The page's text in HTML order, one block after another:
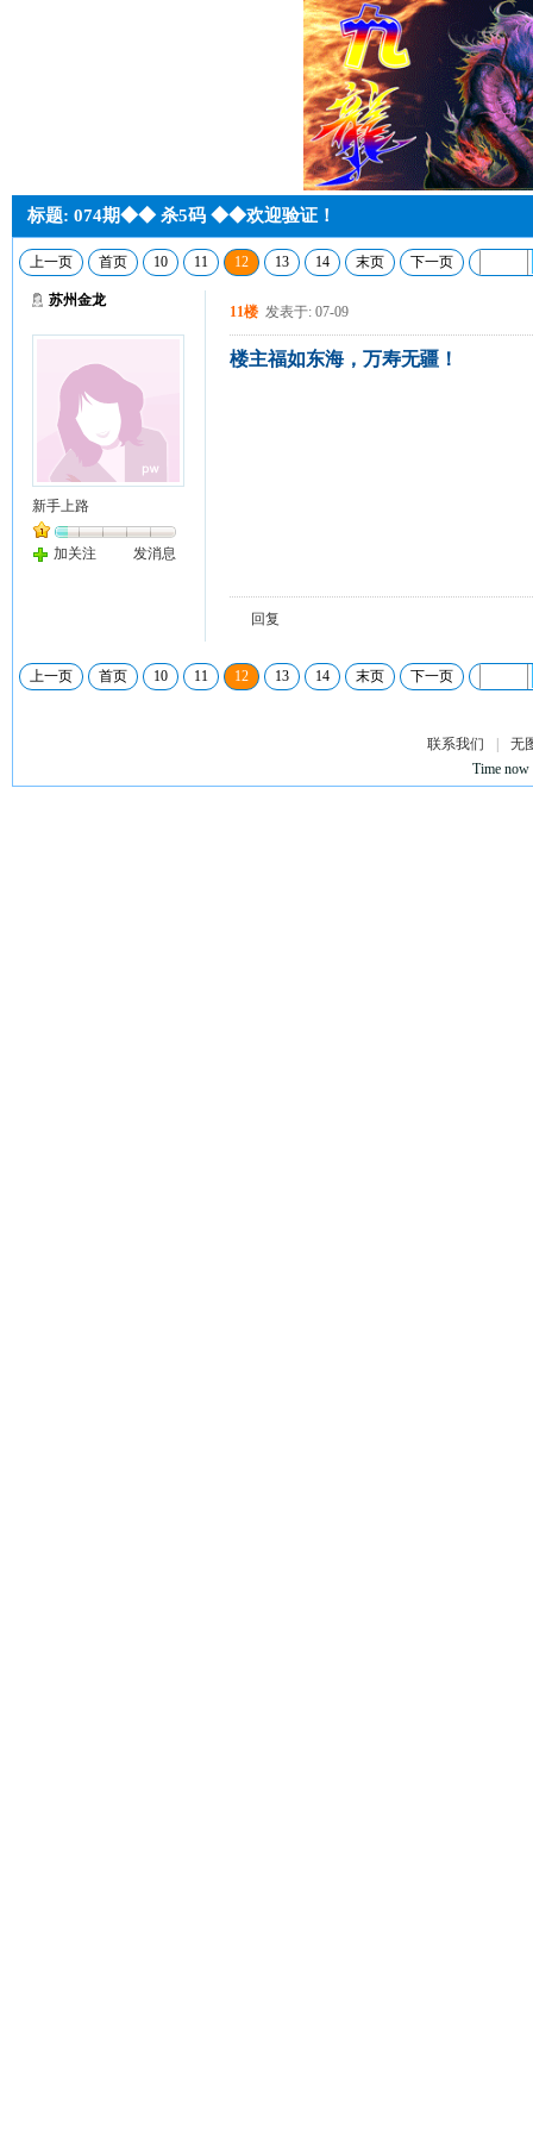
标题: 074期◆◆ 杀5码 ◆◆欢迎验证！
上一页 首页 10 11 12 13 14 末页 下一页
苏州金龙
新手上路
加关注 发消息
11楼 发表于: 07-09
楼主福如东海，万寿无疆！
回复
上一页 首页 10 11 12 13 14 末页 下一页
联系我们
无
Time now